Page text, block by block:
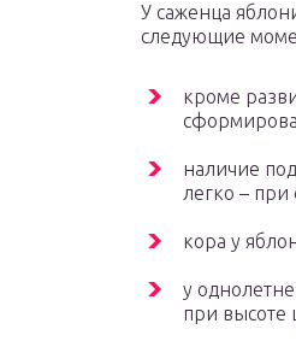
У саженца
следующие
кроме
наличие
легко –
кора у
у
при высоте